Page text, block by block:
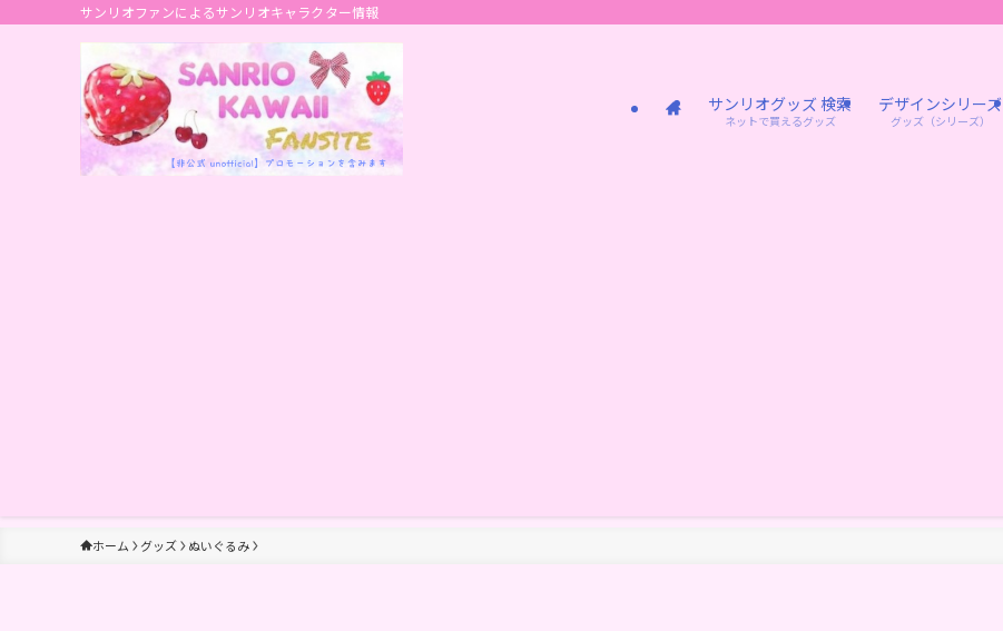
サンリオファンによるサンリオキャラクター情報
サンリオグッズ 検索
ネットで買えるグッズ
デザインシリーズ
グッズ（シリーズ）
ホーム グッズ ぬいぐるみ